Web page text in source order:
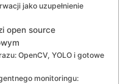
jako uzupełnienie
open source
OpenCV, YOLO i gotowe
monitoringu: